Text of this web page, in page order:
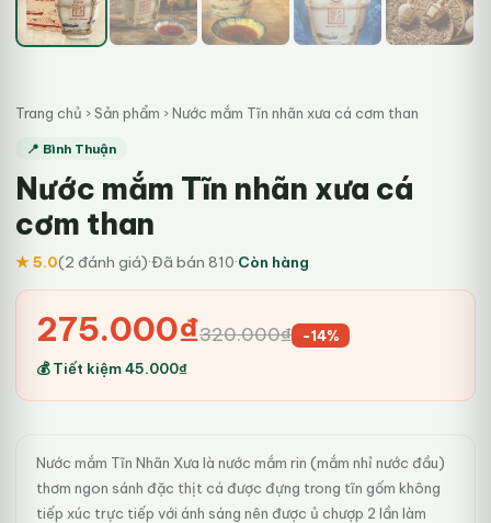
Trang chủ ›Sản phẩm ›Nước mắm Tĩn nhãn xưa cá cơm than
📍 Bình Thuận
Nước mắm Tĩn nhãn xưa cá
cơm than
★ 5.0(2 đánh giá)·Đã bán 810·Còn hàng
320.000₫
Giá
gốc
là:
320.000₫.
275.000₫
Giá
hiện
tại
là:
275.000₫.
-14%
💰 Tiết kiệm45.000₫
Nước mắm Tĩn Nhãn Xưa là nước mắm rin (mắm nhỉ nước đầu)
thơm ngon sánh đặc thịt cá được đựng trong tĩn gốm không
tiếp xúc trực tiếp với ánh sáng nên được ủ chượp 2 lần làm